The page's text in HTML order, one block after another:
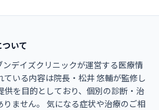
ついて
デイズクリニックが運営する医療情
ている内容は院長 ・ 松井 悠輔が監修し
供を目的としており、個別の診断・治
ません。 気になる症状や治療のご相